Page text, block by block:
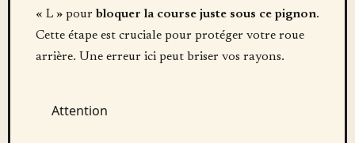
« L » pour bloquer la course juste sous ce pignon.
Cette étape est cruciale pour protéger votre roue
arrière. Une erreur ici peut briser vos rayons.
Attention